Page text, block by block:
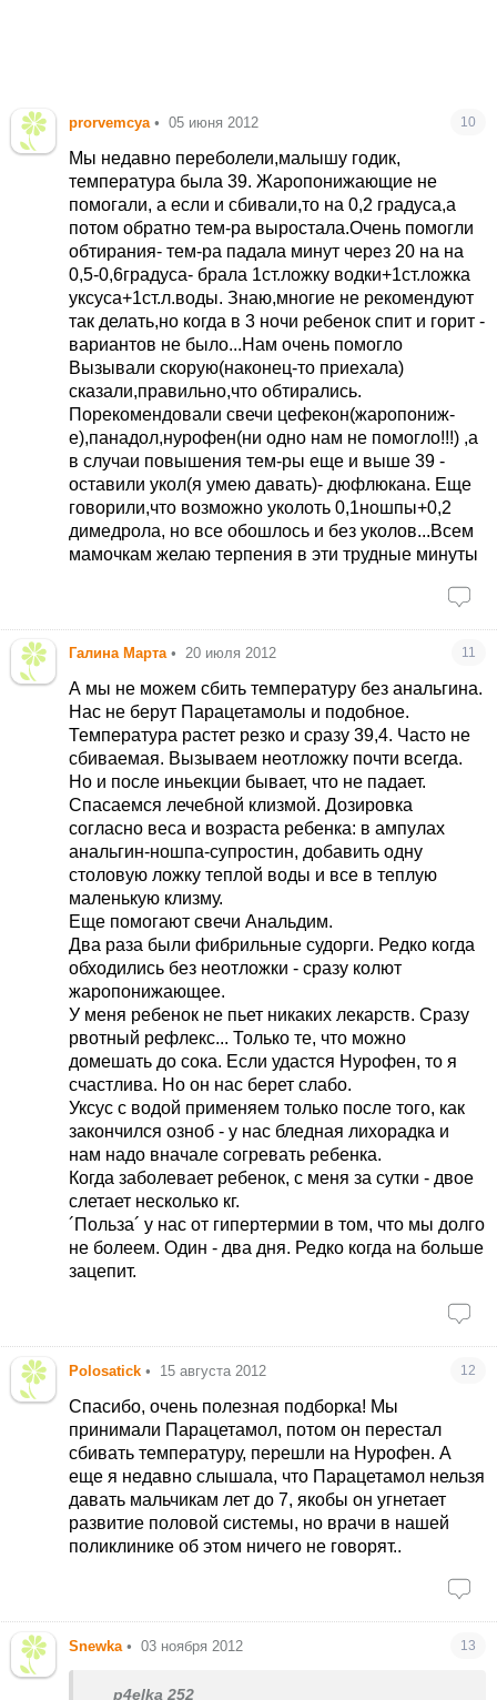
prorvemcya • 05 июня 2012 10
Мы недавно переболели,малышу годик,
температура была 39. Жаропонижающие не
помогали, а если и сбивали,то на 0,2 градуса,а
потом обратно тем-ра выростала.Очень помогли
обтирания- тем-ра падала минут через 20 на на
0,5-0,6градуса- брала 1ст.ложку водки+1ст.ложка
уксуса+1ст.л.воды. Знаю,многие не рекомендуют
так делать,но когда в 3 ночи ребенок спит и горит -
вариантов не было...Нам очень помогло
Вызывали скорую(наконец-то приехала)
сказали,правильно,что обтирались.
Порекомендовали свечи цефекон(жаропониж-
е),панадол,нурофен(ни одно нам не помогло!!!) ,а
в случаи повышения тем-ры еще и выше 39 -
оставили укол(я умею давать)- дюфлюкана. Еще
говорили,что возможно уколоть 0,1ношпы+0,2
димедрола, но все обошлось и без уколов...Всем
мамочкам желаю терпения в эти трудные минуты
Галина Марта • 20 июля 2012 11
А мы не можем сбить температуру без анальгина.
Нас не берут Парацетамолы и подобное.
Температура растет резко и сразу 39,4. Часто не
сбиваемая. Вызываем неотложку почти всегда.
Но и после иньекции бывает, что не падает.
Спасаемся лечебной клизмой. Дозировка
согласно веса и возраста ребенка: в ампулах
анальгин-ношпа-супростин, добавить одну
столовую ложку теплой воды и все в теплую
маленькую клизму.
Еще помогают свечи Анальдим.
Два раза были фибрильные судорги. Редко когда
обходились без неотложки - сразу колют
жаропонижающее.
У меня ребенок не пьет никаких лекарств. Сразу
рвотный рефлекс... Только те, что можно
домешать до сока. Если удастся Нурофен, то я
счастлива. Но он нас берет слабо.
Уксус с водой применяем только после того, как
закончился озноб - у нас бледная лихорадка и
нам надо вначале согревать ребенка.
Когда заболевает ребенок, с меня за сутки - двое
слетает несколько кг.
´Польза´ у нас от гипертермии в том, что мы долго
не болеем. Один - два дня. Редко когда на больше
зацепит.
Polosatick • 15 августа 2012 12
Спасибо, очень полезная подборка! Мы
принимали Парацетамол, потом он перестал
сбивать температуру, перешли на Нурофен. А
еще я недавно слышала, что Парацетамол нельзя
давать мальчикам лет до 7, якобы он угнетает
развитие половой системы, но врачи в нашей
поликлинике об этом ничего не говорят..
Snewka • 03 ноября 2012 13
p4elka 252